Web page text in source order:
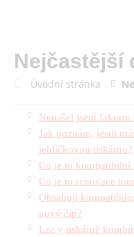
Nejčastější
Úvodní stránka
Nenašel jsem
Jak poznám, jestli
jehličkovou tiskárnu?
Co je to kompatibilní
Co je to renovace
Obsahují
nový čip?
Lze v tiskárně